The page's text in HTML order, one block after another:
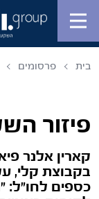
בית פרסומים
פיזור
קארין אלנר
בקבוצת קלי,
כספים לחו"ל: